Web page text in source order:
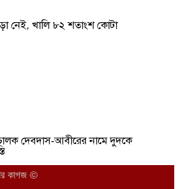
নেই, খালি ৮২ শতাংশ কোটা
দেবদাস-আবীরের নামে দুদকে
কাগজ ©